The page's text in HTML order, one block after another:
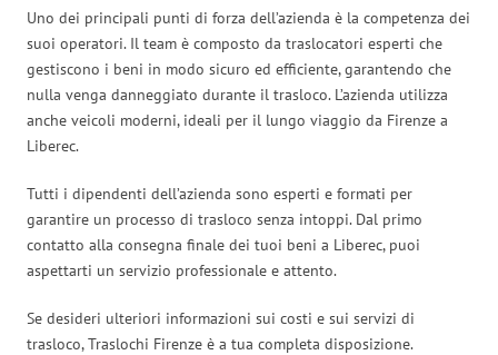
Uno dei principali punti di forza dell’azienda è la competenza dei
suoi operatori. Il team è composto da traslocatori esperti che
gestiscono i beni in modo sicuro ed efficiente, garantendo che
nulla venga danneggiato durante il trasloco. L’azienda utilizza
anche veicoli moderni, ideali per il lungo viaggio da Firenze a
Liberec.
Tutti i dipendenti dell’azienda sono esperti e formati per
garantire un processo di trasloco senza intoppi. Dal primo
contatto alla consegna finale dei tuoi beni a Liberec, puoi
aspettarti un servizio professionale e attento.
Se desideri ulteriori informazioni sui costi e sui servizi di
trasloco, Traslochi Firenze è a tua completa disposizione.